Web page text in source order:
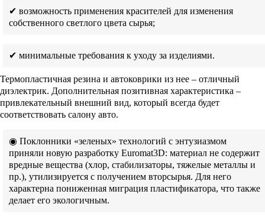
✔ возможность применения красителей для изменения
собственного светлого цвета сырья;
✔ минимальные требования к уходу за изделиями.
Термопластичная резина и автоковрики из нее – отличный
диэлектрик. Дополнительная позитивная характеристика –
привлекательный внешний вид, который всегда будет
соответствовать салону авто.
◉ Поклонники «зеленых» технологий с энтузиазмом
приняли новую разработку Euromat3D: материал не содержит
вредные вещества (хлор, стабилизаторы, тяжелые металлы и
пр.), утилизируется с получением вторсырья. Для него
характерна пониженная миграция пластификатора, что также
делает его экологичным.